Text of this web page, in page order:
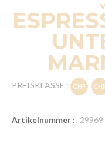
PREISKLASSE :
Artikelnummer : 29969